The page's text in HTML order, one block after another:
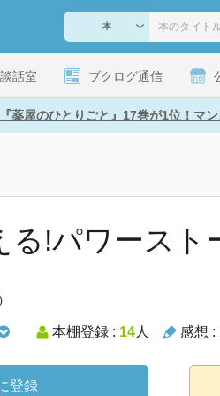
談話室 ブクログ通信
薬屋のひとりごと』17巻が1位！マ
る!パワースト
本棚登録 : 14人 感想 :
登録